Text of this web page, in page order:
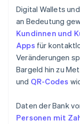
Digital Wallets
an Bedeutung
Kundinnen und
Apps für
Veränderungen
Bargeld hin zu
und QR-Codes
Daten der Bank
Personen mit